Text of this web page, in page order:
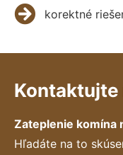
korektné
Kontaktujte
Zateplenie komína
Hľadáte na to